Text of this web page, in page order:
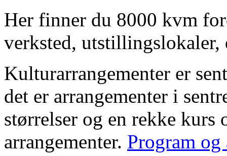
Her finner du 8000 kvm
verksted, utstillingslokaler,
Kulturarrangementer er
det er arrangementer i
størrelser og en rekke
arrangementer. Program